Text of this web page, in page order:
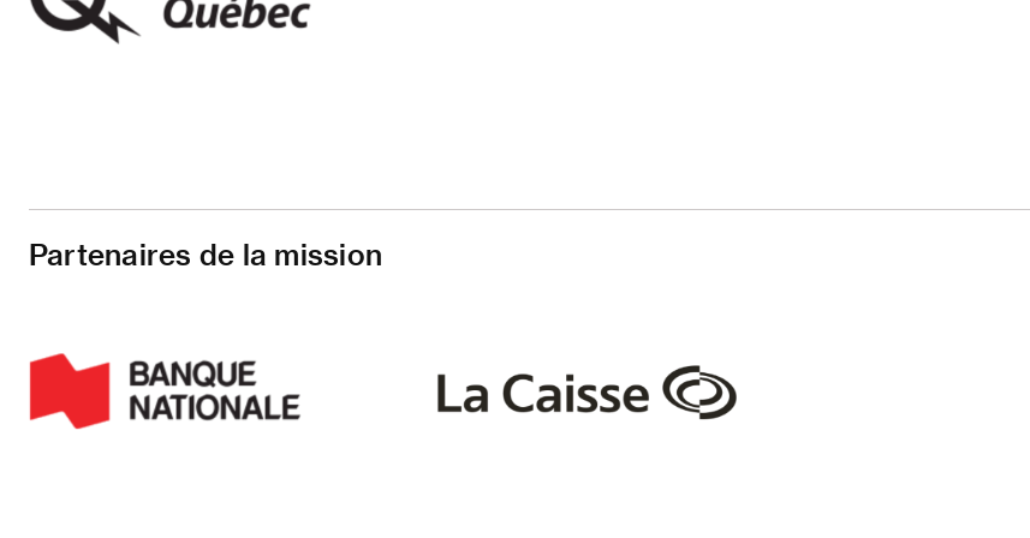
Partenaires de la mission